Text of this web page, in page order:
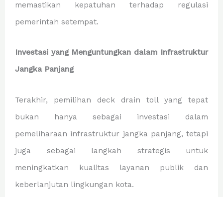
memastikan kepatuhan terhadap regulasi
pemerintah setempat.
Investasi yang Menguntungkan dalam Infrastruktur
Jangka Panjang
Terakhir, pemilihan deck drain toll yang tepat
bukan hanya sebagai investasi dalam
pemeliharaan infrastruktur jangka panjang, tetapi
juga sebagai langkah strategis untuk
meningkatkan kualitas layanan publik dan
keberlanjutan lingkungan kota.